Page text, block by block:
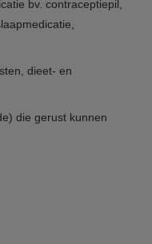
bv. contraceptiepil,
dieet- en
die gerust kunnen